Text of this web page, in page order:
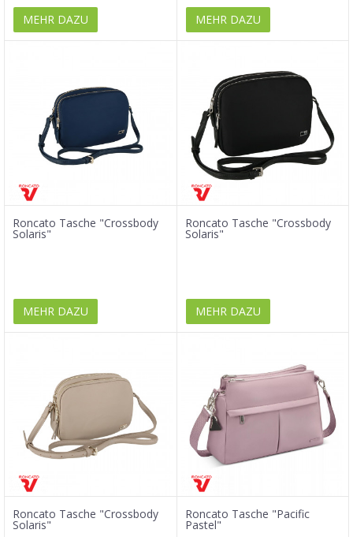
MEHR DAZU MEHR DAZU
Roncato Tasche "Crossbody
Solaris"
MEHR DAZU
Roncato Tasche "Crossbody
Solaris"
MEHR DAZU
Roncato Tasche "Crossbody
Solaris"
Roncato Tasche "Pacific
Pastel"